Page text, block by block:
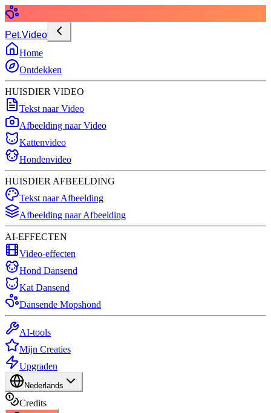
Pet.Video
Home
Ontdekken
HUISDIER VIDEO
Tekst naar Video
Afbeelding naar Video
Kattenvideo
Hondenvideo
HUISDIER AFBEELDING
Tekst naar Afbeelding
Afbeelding naar Afbeelding
AI-EFFECTEN
Video-effecten
Hond Dansend
Kat Dansend
Dansende Mopshond
AI-tools
Mijn Creaties
Upgraden
Nederlands
Credits